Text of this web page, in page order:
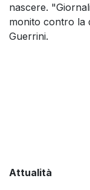
nascere.
monito contro la
Guerrini.
Attualità